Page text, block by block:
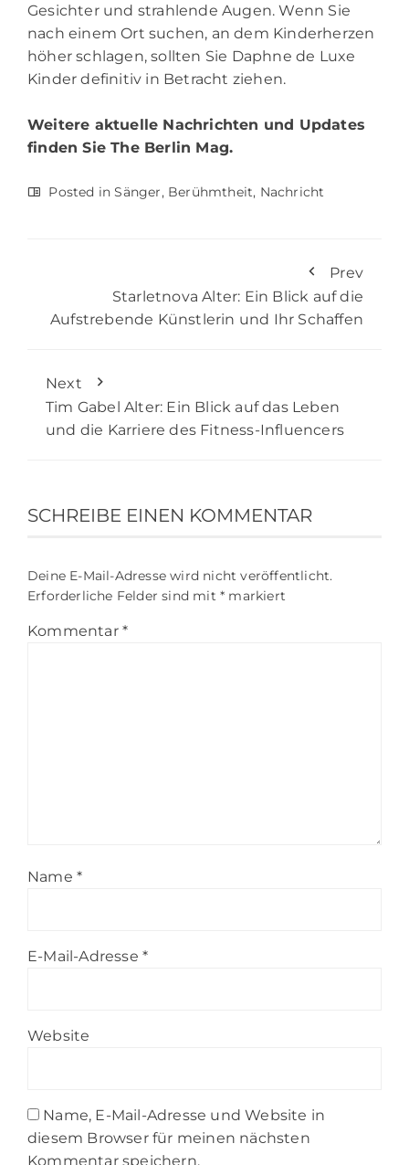
Gesichter und strahlende Augen. Wenn Sie
nach einem Ort suchen, an dem Kinderherzen
höher schlagen, sollten Sie Daphne de Luxe
Kinder definitiv in Betracht ziehen.
Weitere aktuelle Nachrichten und Updates
finden SieThe Berlin Mag.
Posted inSänger, Berühmtheit, Nachricht
Prev
Starletnova Alter: Ein Blick auf die
Aufstrebende Künstlerin und Ihr Schaffen
Next
Tim Gabel Alter: Ein Blick auf das Leben
und die Karriere des Fitness-Influencers
SCHREIBE EINEN KOMMENTAR
Deine E-Mail-Adresse wird nicht veröffentlicht.
Erforderliche Felder sind mit * markiert
Kommentar *
Name *
E-Mail-Adresse *
Website
Name, E-Mail-Adresse und Website in
diesem Browser für meinen nächsten
Kommentar speichern.